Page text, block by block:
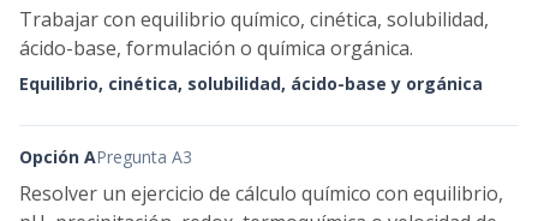
Trabajar con equilibrio químico, cinética, solubilidad,
ácido-base, formulación o química orgánica.
Equilibrio, cinética, solubilidad, ácido-base y orgánica
Opción APregunta A3
Resolver un ejercicio de cálculo químico con equilibrio,